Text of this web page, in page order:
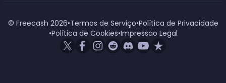
© Freecash 2026•Termos de Serviço•Política de Privacidade
•Política de Cookies•Impressão Legal